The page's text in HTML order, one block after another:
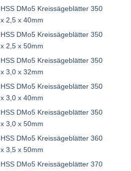
HSS DMo5 Kreissägeblätter 350
x 2,5 x 40mm
HSS DMo5 Kreissägeblätter 350
x 2,5 x 50mm
HSS DMo5 Kreissägeblätter 350
x 3,0 x 32mm
HSS DMo5 Kreissägeblätter 350
x 3,0 x 40mm
HSS DMo5 Kreissägeblätter 350
x 3,0 x 50mm
HSS DMo5 Kreissägeblätter 360
x 3,5 x 50mm
HSS DMo5 Kreissägeblätter 370